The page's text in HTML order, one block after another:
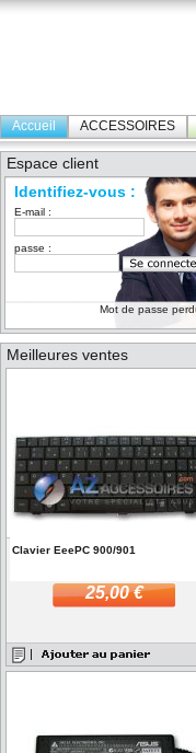
Accueil ACCESSOIRES
Espace client
Identifiez-vous :
E-mail :
passe :
Mot de passe
Meilleures ventes
Clavier EeePC 900/901
25,00 €